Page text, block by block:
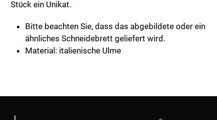
Stück ein Unikat.
Bitte beachten Sie, dass das abgebildete oder ein
ähnliches Schneidebrett geliefert wird.
Material: italienische Ulme